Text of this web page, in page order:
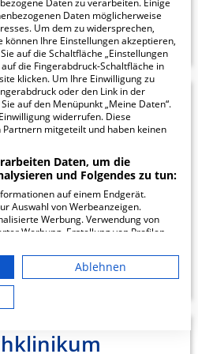
PROFIL
PROFIL
Daten zu verarbeiten. Einige
Daten möglicherweise
Um dem zu widersprechen,
können Ihre Einstellungen akzeptieren,
auf die Schaltfläche „Einstellungen
die Fingerabdruck-Schaltfläche in
klicken. Um Ihre Einwilligung zu
oder den Link in der
auf den Menüpunkt „Meine Daten“.
widerrufen. Diese
mitgeteilt und haben keinen
Daten, um die
und Folgendes zu tun:
auf einem Endgerät.
Auswahl von Werbeanzeigen.
Werbung. Verwendung von
Werbung. Erstellung von Profilen
der Werbeleistung. Messung der
von Zielgruppen durch Statistiken
verschiedenen Quellen. Entwicklung
reduzierter Daten zur
gelten ausschließlich für diese
Ablehnen